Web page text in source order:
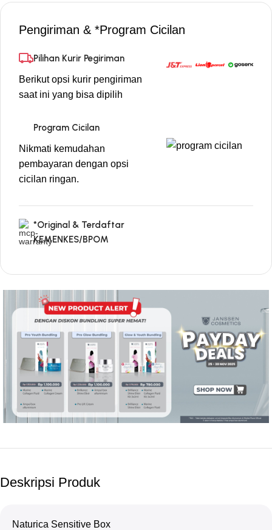
Pengiriman & *Program Cicilan
Pilihan Kurir Pegiriman
Berikut opsi kurir pengiriman
saat ini yang bisa dipilih
Program Cicilan
Nikmati kemudahan
pembayaran dengan opsi
cicilan ringan.
*Original & Terdaftar
KEMENKES/BPOM
Deskripsi Produk
Naturica Sensitive Box